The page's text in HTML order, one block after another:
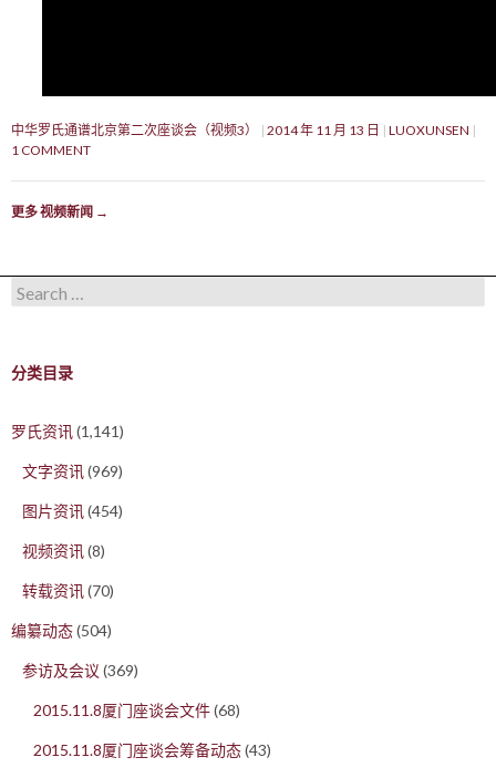
中华罗氏通谱北京第二次座谈会（视频3） 2014 年 11 月 13 日
LUOXUNSEN
1 COMMENT
更多 视频新闻 →
Search for:
分类目录
罗氏资讯(1,141)
文字资讯(969)
图片资讯(454)
视频资讯(8)
转载资讯(70)
编纂动态(504)
参访及会议 (369)
2015.11.8厦门座谈会文件(68)
2015.11.8厦门座谈会筹备动态(43)